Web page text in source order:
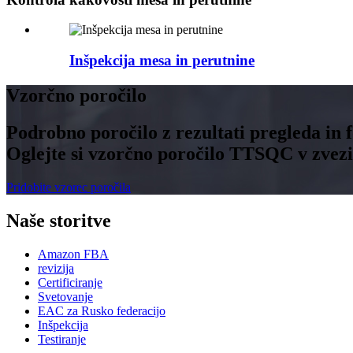
Inšpekcija mesa in perutnine
Vzorčno poročilo
Podrobno poročilo z rezultati pregleda
Oglejte si vzorčno poročilo TTSQC v
Pridobite vzorec poročila
Naše storitve
Amazon FBA
revizija
Certificiranje
Svetovanje
EAC za Rusko federacijo
Inšpekcija
Testiranje